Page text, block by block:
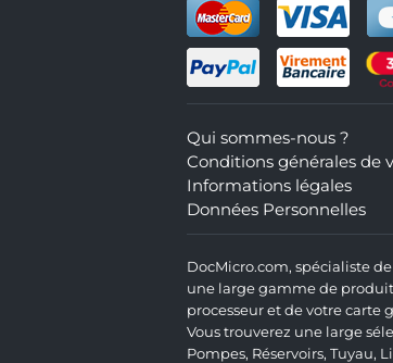
Qui sommes-nous ?
Conditions générales de
Informations légales
Données Personnelles
DocMicro.com, spécialiste
une large gamme de
processeur et de votre carte
Vous trouverez une large
Pompes, Réservoirs, Tuyau,